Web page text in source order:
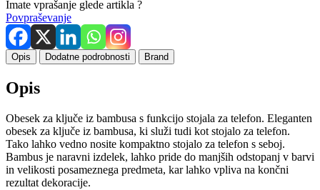
Imate vprašanje glede artikla ?
Povpraševanje
Opis Dodatne podrobnosti Brand
Opis
Obesek za ključe iz bambusa s funkcijo stojala za telefon. Eleganten
obesek za ključe iz bambusa, ki služi tudi kot stojalo za telefon.
Tako lahko vedno nosite kompaktno stojalo za telefon s seboj.
Bambus je naravni izdelek, lahko pride do manjših odstopanj v barvi
in ​​velikosti posameznega predmeta, kar lahko vpliva na končni
rezultat dekoracije.